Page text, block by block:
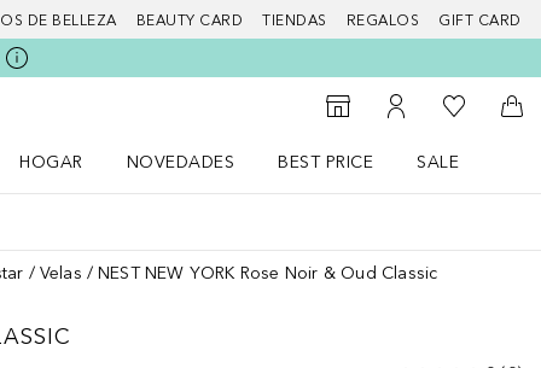
DE BELLEZA BEAUTY CARD TIENDAS REGALOS GIFT CARD
Al Storefinder
Mi cuenta
Mi lista de
A
HOGAR
NOVEDADES
BEST PRICE
SALE
Velas NEST NEW YORK Rose Noir & Oud Classic